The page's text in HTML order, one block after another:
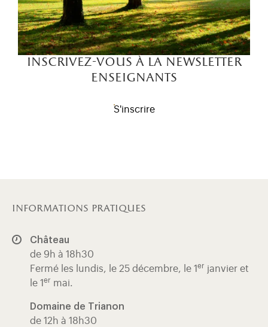
inscrivez-vous à la newsletter
enseignants
S'inscrire
informations pratiques
Château
de 9h à 18h30
Fermé les lundis, le 25 décembre, le 1 er janvier et
le 1 er mai.
Domaine de Trianon
de 12h à 18h30